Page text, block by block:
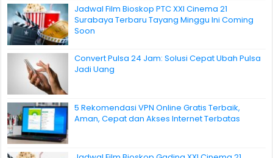
Jadwal Film Bioskop PTC XXI Cinema 21
Surabaya Terbaru Tayang Minggu Ini Coming
Soon
Convert Pulsa 24 Jam: Solusi Cepat Ubah Pulsa
Jadi Uang
5 Rekomendasi VPN Online Gratis Terbaik,
Aman, Cepat dan Akses Internet Terbatas